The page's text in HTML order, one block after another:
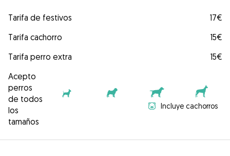
Tarifa de festivos
17€
Tarifa cachorro
15€
Tarifa perro extra
15€
Acepto
perros
de todos
los
tamaños
Incluye cachorros